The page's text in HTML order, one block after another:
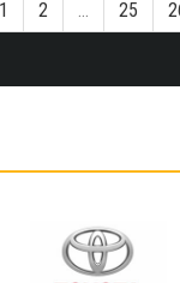
1 2 ... 25